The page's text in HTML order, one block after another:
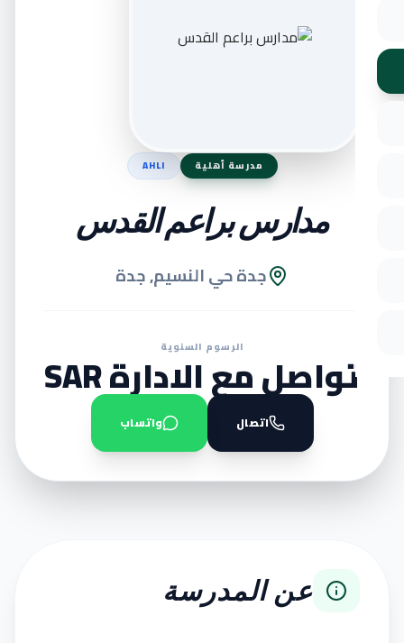
مدرسة أهلية AHLI
مدارس براعم القدس
جدة حي النسيم, جدة
الرسوم السنوية
تواصل مع الادارة SAR
اتصال واتساب
عن المدرسة